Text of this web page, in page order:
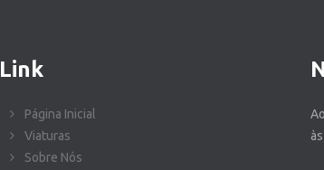
Link
Página Inicial
Viaturas
Sobre Nós